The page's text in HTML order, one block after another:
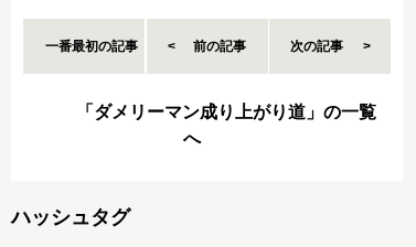
一番最初の記事 前の記事 次の記事
「ダメリーマン成り上がり道」の一覧
へ
ハッシュタグ